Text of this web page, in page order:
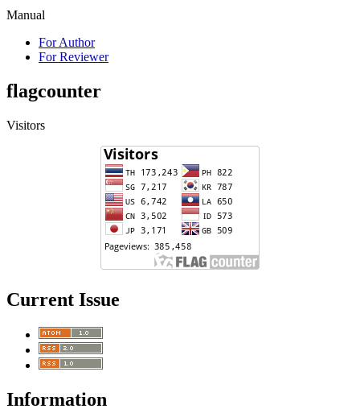
Manual
For Author
For Reviewer
flagcounter
Visitors
Current Issue
Information